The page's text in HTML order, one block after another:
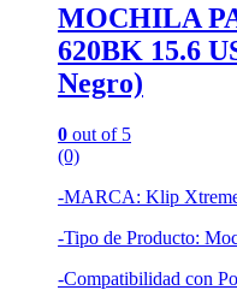
MOCHILA
620BK 15.6
Negro)
0 out of 5
(0)
-MARCA: Klip
-Tipo de Producto:
-Compatibilidad con